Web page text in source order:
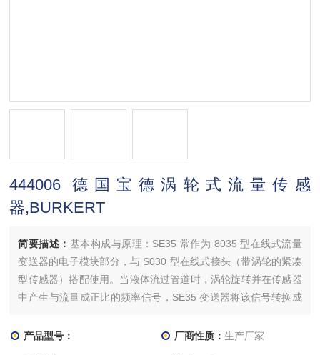
444006 德国宝德涡轮式流量传感
器,BURKERT
简要描述： 基本构成与原理：SE35 常作为 8035 型在线式流量
变送器的电子模块部分，与 S030 型在线式接头（带涡轮的紧凑
型传感器）搭配使用。当液体流过管道时，涡轮旋转并在传感器
中产生与流量成正比的频率信号，SE35 变送器将该信号转换成
产品型号：
厂商性质： 生产厂家